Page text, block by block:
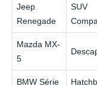
Jeep
Renegade
SUV
Mazda MX-
5
BMW Série